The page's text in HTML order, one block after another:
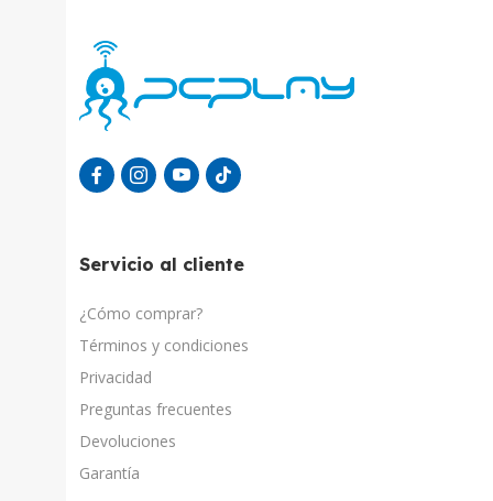
Servicio al cliente
¿Cómo comprar?
Términos y condiciones
Privacidad
Preguntas frecuentes
Devoluciones
Garantía